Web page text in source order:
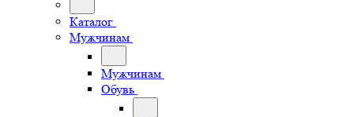
Каталог
Мужчинам
Мужчинам
Обувь